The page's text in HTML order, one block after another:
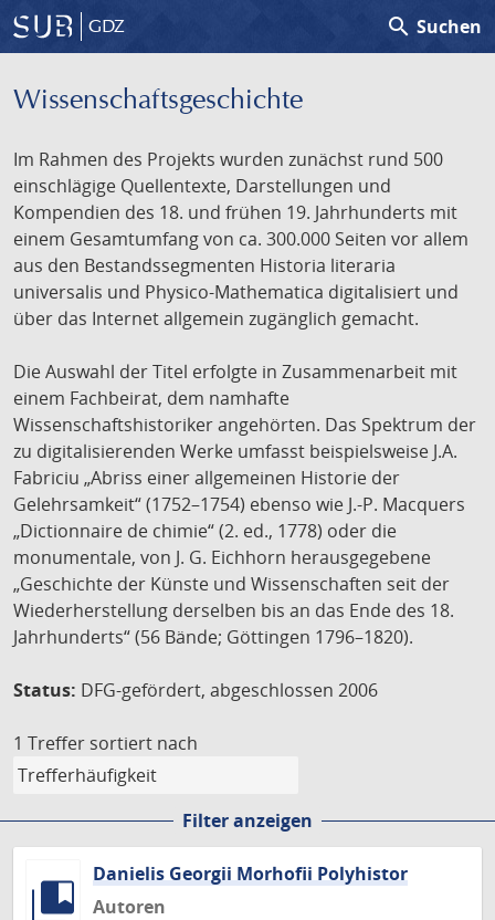
GDZ search Suchen
Wissenschafts­geschichte
Im Rahmen des Projekts wurden zunächst rund 500
einschlägige Quellentexte, Darstellungen und
Kompendien des 18. und frühen 19. Jahrhunderts mit
einem Gesamtumfang von ca. 300.000 Seiten vor allem
aus den Bestandssegmenten Historia literaria
universalis und Physico-Mathematica digitalisiert und
über das Internet allgemein zugänglich gemacht.
Die Auswahl der Titel erfolgte in Zusammenarbeit mit
einem Fachbeirat, dem namhafte
Wissenschaftshistoriker angehörten. Das Spektrum der
zu digitalisierenden Werke umfasst beispielsweise J.A.
Fabriciu „Abriss einer allgemeinen Historie der
Gelehrsamkeit“ (1752–1754) ebenso wie J.-P. Macquers
„Dictionnaire de chimie“ (2. ed., 1778) oder die
monumentale, von J. G. Eichhorn herausgegebene
„Geschichte der Künste und Wissenschaften seit der
Wiederherstellung derselben bis an das Ende des 18.
Jahrhunderts“ (56 Bände; Göttingen 1796–1820).
Status: DFG-gefördert, abgeschlossen 2006
1 Treffer sortiert nach
Filter anzeigen
Danielis Georgii Morhofii Polyhistor
Autoren